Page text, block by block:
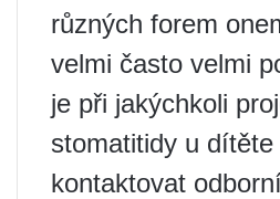
různých forem
velmi často velmi
je při jakýchkoli
stomatitidy u dítěte
kontaktovat